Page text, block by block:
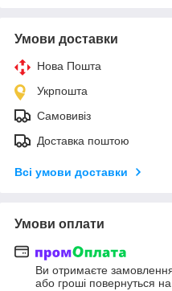
Умови доставки
Нова Пошта
Укрпошта
Самовивіз
Доставка поштою
Всі умови доставки
Умови оплати
Ви отримаєте
або гроші повернуться